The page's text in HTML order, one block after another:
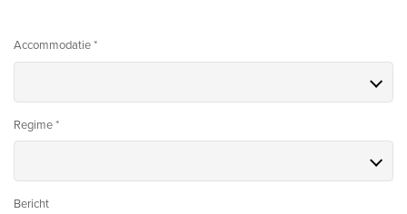
Accommodatie *
Regime *
Bericht